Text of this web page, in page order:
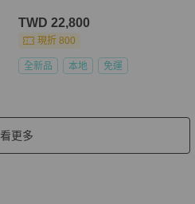
TWD 22,800
現折 800
全新品 本地 免運
看更多